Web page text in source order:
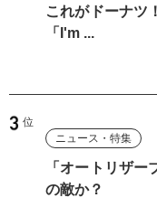
これがドーナツ
「I'm ...
ニュース・特集
「オートリザ
の敵か？